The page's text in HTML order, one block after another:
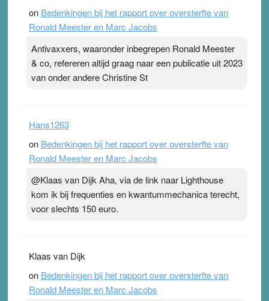
on Bedenkingen bij het rapport over oversterfte van
Ronald Meester en Marc Jacobs
Antivaxxers, waaronder inbegrepen Ronald Meester
& co, refereren altijd graag naar een publicatie uit 2023
van onder andere Christine St
Hans1263
on Bedenkingen bij het rapport over oversterfte van
Ronald Meester en Marc Jacobs
@Klaas van Dijk Aha, via de link naar Lighthouse
kom ik bij frequenties en kwantummechanica terecht,
voor slechts 150 euro.
Klaas van Dijk
on Bedenkingen bij het rapport over oversterfte van
Ronald Meester en Marc Jacobs